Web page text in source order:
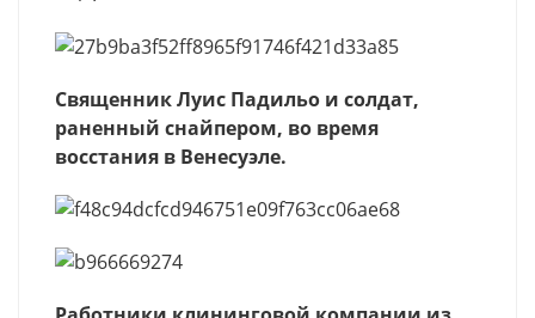
Священник Луис Падильо и солдат,
раненный снайпером, во время
восстания в Венесуэле.